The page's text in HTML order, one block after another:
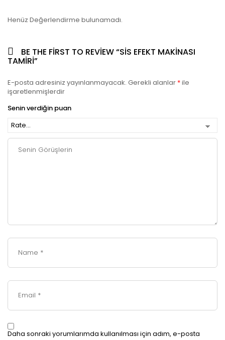
Henüz Değerlendirme bulunamadı.
BE THE FIRST TO REVIEW “SIS EFEKT MAKINASI
TAMIRI”
E-posta adresiniz yayınlanmayacak. Gerekli alanlar *ile
işaretlenmişlerdir
Senin verdiğin puan
Daha sonraki yorumlarımda kullanılması için adım, e-posta